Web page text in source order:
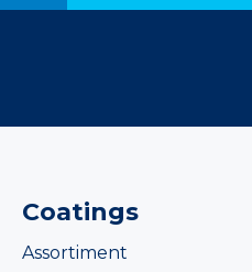
Coatings
Assortiment